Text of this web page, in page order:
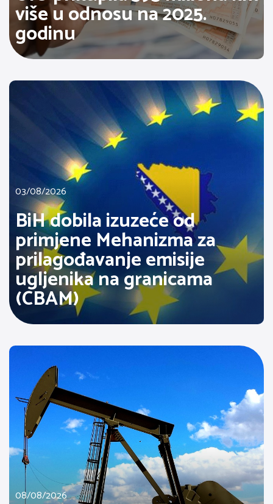
više u odnosu na 2025.
godinu
03/08/2026
BiH dobila izuzeće od
primjene Mehanizma za
prilagođavanje emisije
ugljenika na granicama
(CBAM)
08/08/2026